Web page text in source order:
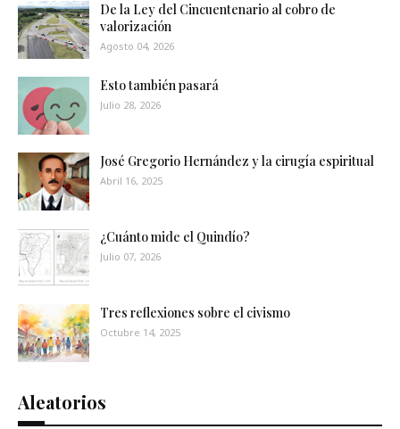
De la Ley del Cincuentenario al cobro de
valorización
Agosto 04, 2026
Esto también pasará
Julio 28, 2026
José Gregorio Hernández y la cirugía espiritual
Abril 16, 2025
¿Cuánto mide el Quindío?
Julio 07, 2026
Tres reflexiones sobre el civismo
Octubre 14, 2025
Aleatorios